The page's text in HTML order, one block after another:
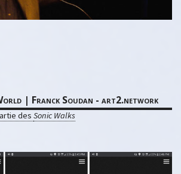
| Franck Soudan - art2.network
desSonic Walks